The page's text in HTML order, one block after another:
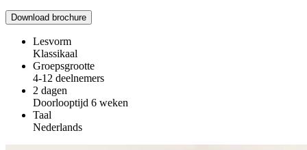
Download brochure
Lesvorm
Klassikaal
Groepsgrootte
4-12 deelnemers
2 dagen
Doorlooptijd 6 weken
Taal
Nederlands